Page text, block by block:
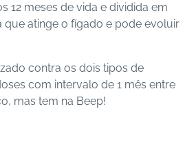
12 meses de vida e dividida em
que atinge o fígado e pode evoluir
contra os dois tipos de
com intervalo de 1 mês entre
mas tem na Beep!